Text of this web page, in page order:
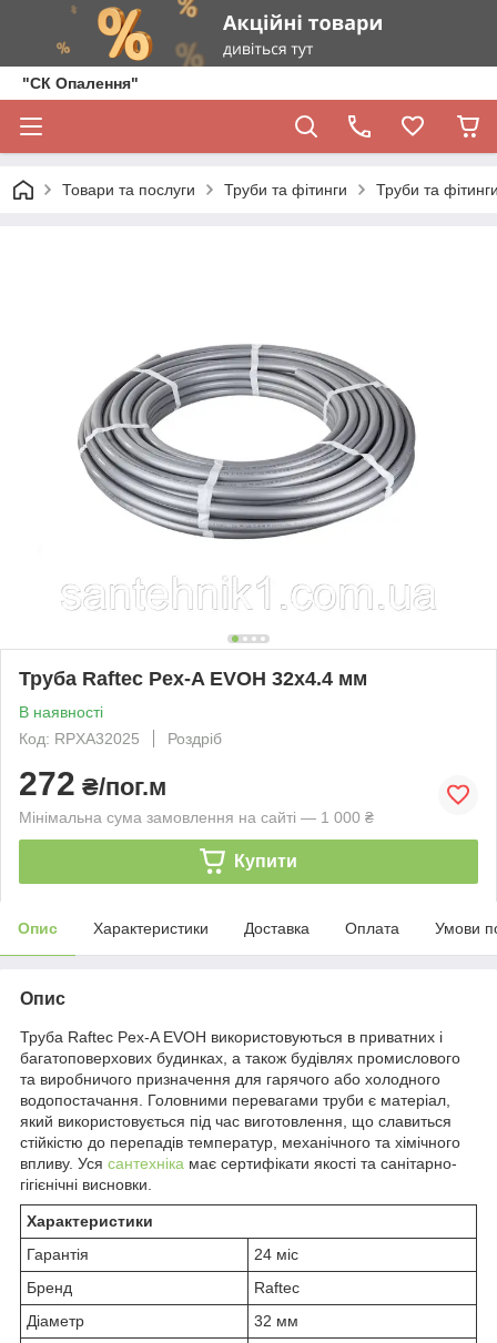
"СК Опалення"
Товари та послуги Труби та фітинги Труби та
Труба Raftec Pex-A EVOH 32х4.4 мм
В наявності
Код: RPXA32025
Роздріб
272 ₴/пог.м
Мінімальна сума замовлення на сайті — 1 000 ₴
Купити
Опис Характеристики Доставка Оплата Умови
Опис
Труба Raftec Pex-A EVOH використовуються в приватних і
багатоповерхових будинках, а також будівлях промислового
та виробничого призначення для гарячого або холодного
водопостачання. Головними перевагами труби є матеріал,
який використовується під час виготовлення, що славиться
стійкістю до перепадів температур, механічного та хімічного
впливу. Уся сантехніка має сертифікати якості та санітарно-
гігієнічні висновки.
Характеристики
Гарантія
24 міс
Бренд
Raftec
Діаметр
32 мм